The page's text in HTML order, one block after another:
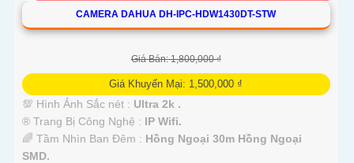
CAMERA DAHUA DH-IPC-HDW1430DT-STW
Giá Bán: 1,800,000 ₫
Giá Khuyến Mại: 1,500,000 ₫
💯 Hình Ảnh Sắc nét : Ultra 2k .
®️ Trang Bị Công Nghệ : IP Wifi.
🌈 Tầm Nhìn Ban Đêm : Hồng Ngoại 30m Hồng Ngoại
SMD.